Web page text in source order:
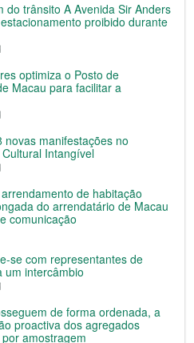
do trânsito A Avenida Sir Anders
proibido durante
optimiza o Posto de
Macau para facilitar a
novas manifestações no
Intangível
de habitação
do arrendatário de Macau
comunicação
se com representantes de
um intercâmbio
de forma ordenada, a
proactiva dos agregados
amostragem